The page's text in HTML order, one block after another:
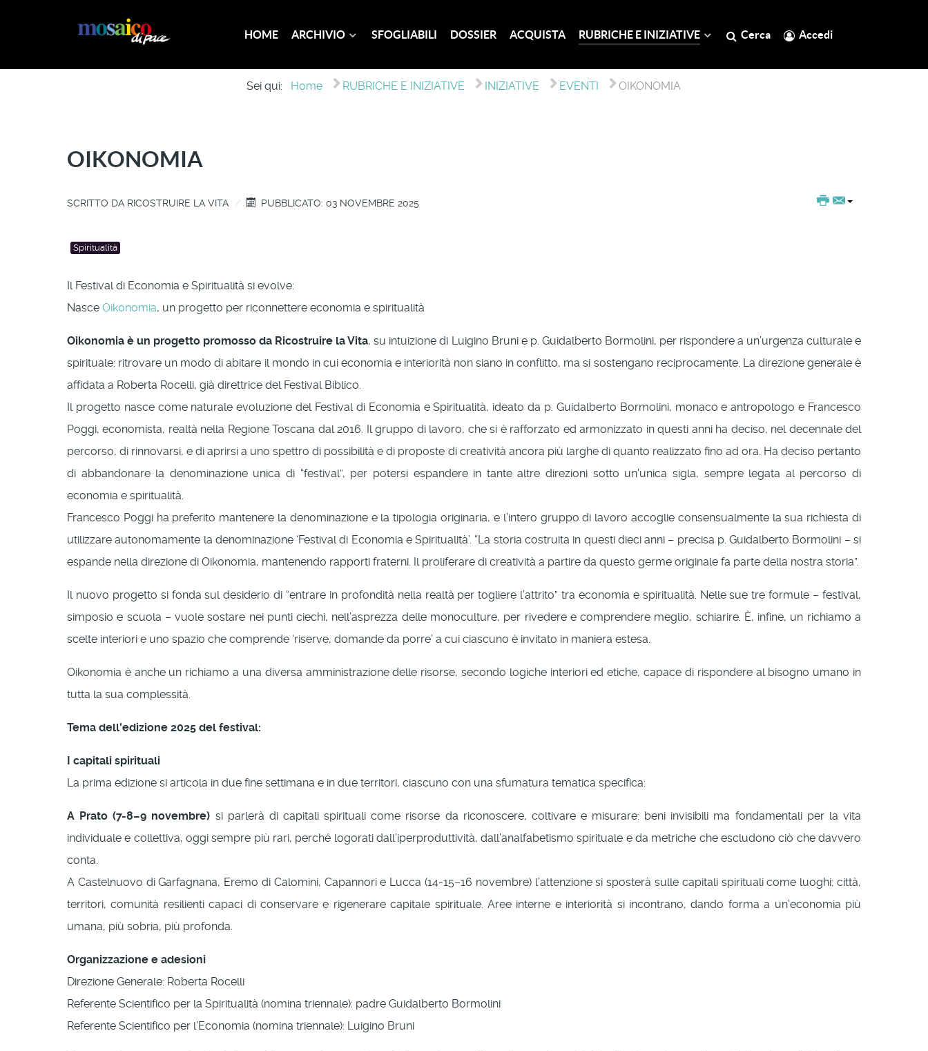
HOME ARCHIVIO SFOGLIABILI DOSSIER ACQUISTA RUBRICHE E INIZIATIVE Cerca Accedi
Sei qui: Home RUBRICHE E INIZIATIVE INIZIATIVE EVENTI OIKONOMIA
OIKONOMIA
SCRITTO DA RICOSTRUIRE LA VITA PUBBLICATO: 03 NOVEMBRE 2025
Spiritualità
Il Festival di Economia e Spiritualità si evolve:
Nasce Oikonomia, un progetto per riconnettere economia e spiritualità
Oikonomia è un progetto promosso da Ricostruire la Vita, su intuizione di Luigino Bruni e p. Guidalberto Bormolini, per rispondere a un’urgenza culturale e
spirituale: ritrovare un modo di abitare il mondo in cui economia e interiorità non siano in conflitto, ma si sostengano reciprocamente. La direzione generale è
affidata a Roberta Rocelli, già direttrice del Festival Biblico.
Il progetto nasce come naturale evoluzione del Festival di Economia e Spiritualità, ideato da p. Guidalberto Bormolini, monaco e antropologo e Francesco
Poggi, economista, realtà nella Regione Toscana dal 2016. Il gruppo di lavoro, che si è rafforzato ed armonizzato in questi anni ha deciso, nel decennale del
percorso, di rinnovarsi, e di aprirsi a uno spettro di possibilità e di proposte di creatività ancora più larghe di quanto realizzato fino ad ora. Ha deciso pertanto
di abbandonare la denominazione unica di “festival”, per potersi espandere in tante altre direzioni sotto un’unica sigla, sempre legata al percorso di
economia e spiritualità.
Francesco Poggi ha preferito mantenere la denominazione e la tipologia originaria, e l’intero gruppo di lavoro accoglie consensualmente la sua richiesta di
utilizzare autonomamente la denominazione ‘Festival di Economia e Spiritualità’. “La storia costruita in questi dieci anni – precisa p. Guidalberto Bormolini – si
espande nella direzione di Oikonomia, mantenendo rapporti fraterni. Il proliferare di creatività a partire da questo germe originale fa parte della nostra storia”.
Il nuovo progetto si fonda sul desiderio di “entrare in profondità nella realtà per togliere l’attrito” tra economia e spiritualità. Nelle sue tre formule – festival,
simposio e scuola – vuole sostare nei punti ciechi, nell’asprezza delle monoculture, per rivedere e comprendere meglio, schiarire. È, infine, un richiamo a
scelte interiori e uno spazio che comprende ‘riserve, domande da porre’ a cui ciascuno è invitato in maniera estesa.
Oikonomia è anche un richiamo a una diversa amministrazione delle risorse, secondo logiche interiori ed etiche, capace di rispondere al bisogno umano in
tutta la sua complessità.
Tema dell'edizione 2025 del festival:
I capitali spirituali
La prima edizione si articola in due fine settimana e in due territori, ciascuno con una sfumatura tematica specifica:
A Prato (7-8–9 novembre) si parlerà di capitali spirituali come risorse da riconoscere, coltivare e misurare: beni invisibili ma fondamentali per la vita
individuale e collettiva, oggi sempre più rari, perché logorati dall’iperproduttività, dall’analfabetismo spirituale e da metriche che escludono ciò che davvero
conta.
A Castelnuovo di Garfagnana, Eremo di Calomini, Capannori e Lucca (14-15–16 novembre) l’attenzione si sposterà sulle capitali spirituali come luoghi: città,
territori, comunità resilienti capaci di conservare e rigenerare capitale spirituale. Aree interne e interiorità si incontrano, dando forma a un’economia più
umana, più sobria, più profonda.
Organizzazione e adesioni
Direzione Generale: Roberta Rocelli
Referente Scientifico per la Spiritualità (nomina triennale): padre Guidalberto Bormolini
Referente Scientifico per l’Economia (nomina triennale): Luigino Bruni